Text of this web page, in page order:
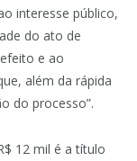
interesse público,
do ato de
e ao
além da rápida
do processo”.
12 mil é a título